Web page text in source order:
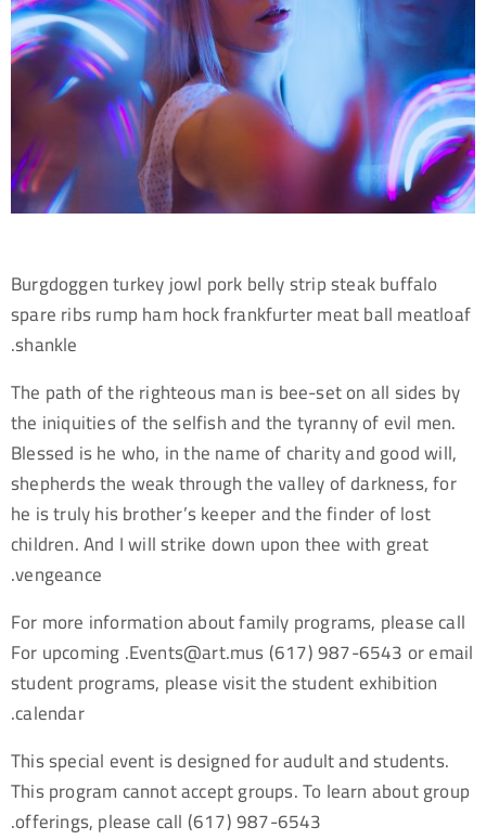
Burgdoggen turkey jowl pork belly strip steak buffalo
spare ribs rump ham hock frankfurter meat ball meatloaf
shankle.
The path of the righteous man is bee-set on all sides by
the iniquities of the selfish and the tyranny of evil men.
Blessed is he who, in the name of charity and good will,
shepherds the weak through the valley of darkness, for
he is truly his brother’s keeper and the finder of lost
children. And I will strike down upon thee with great
vengeance.
For more information about family programs, please call
(617) 987-6543 or email
sum.tra
@stnevE
. For upcoming
student programs, please visit the student exhibition
calendar.
This special event is designed for audult and students.
This program cannot accept groups. To learn about group
offerings, please call (617) 987-6543.